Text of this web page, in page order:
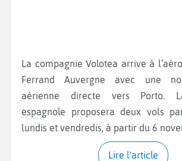
La compagnie Volotea arrive à l’aéroport Clermont-
Ferrand Auvergne avec une
aérienne directe vers Porto.
espagnole proposera deux vols
lundis et vendredis, à partir du 6
Lire l'article